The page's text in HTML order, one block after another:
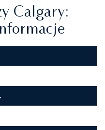
Calgary: